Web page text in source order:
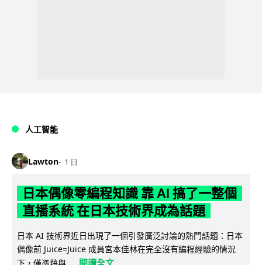
人工智能
Lawton 1 日
日本偶像零編程知識 靠 AI 搞了一整個
直播系統 在日本技術界成為話題
日本 AI 技術界近日出現了一個引發廣泛討論的熱門話題：日本
偶像前 Juice=Juice 成員宮本佳林在完全沒有編程經驗的情況